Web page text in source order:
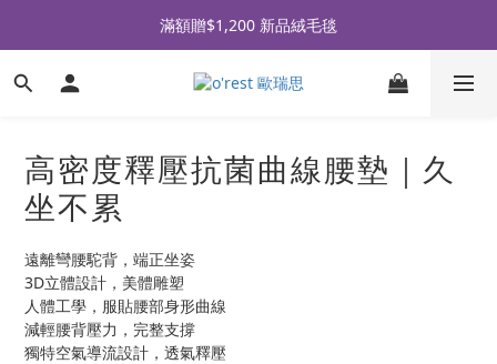
全品牌滿 $990免運｜會員買即贈〈 購物金 〉
滿額贈$1,200 新品絨毛毯
全品牌滿 $990免運｜會員買即贈〈 購物金 〉
高密度釋壓抗菌曲線腰墊｜久
坐不累
遠離彎腰駝背，端正坐姿
3D立體設計，美體雕塑
人體工學，服貼腰部身形曲線
減輕腰背壓力，完整支撐
獨特空氣導流設計，透氣釋壓